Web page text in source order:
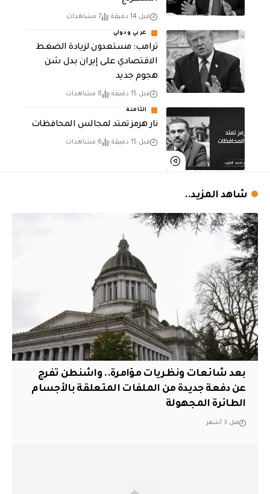
قبل 14 دقيقة 7 مشاهدات
عربي ودولي
‏ترامب: مستعدون لزيادة الضغط
الاقتصادي على إيران بدل شن
هجوم جديد
قبل 15 دقيقة 8 مشاهدات
الثامنة
نار هرمز تمتد لمجالس المحافظات
قبل 15 دقيقة 6 مشاهدات
شاهد المزيد..
بعد شائعات ونظريات مؤامرة.. واشنطن تفرج
عن دفعة جديدة من الملفات المتعلقة بالأجسام
الطائرة المجهولة
قبل 3 أشهر